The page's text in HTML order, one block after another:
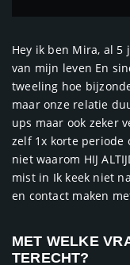
Hey ik ben Mira, al
van mijn leven En
tweeling hoe
maar onze relatie
ups maar ook zeker
zelf 1x korte periode
niet waarom HIJ
mist in Ik keek niet
en contact maken
MET WELKE
TERECHT?